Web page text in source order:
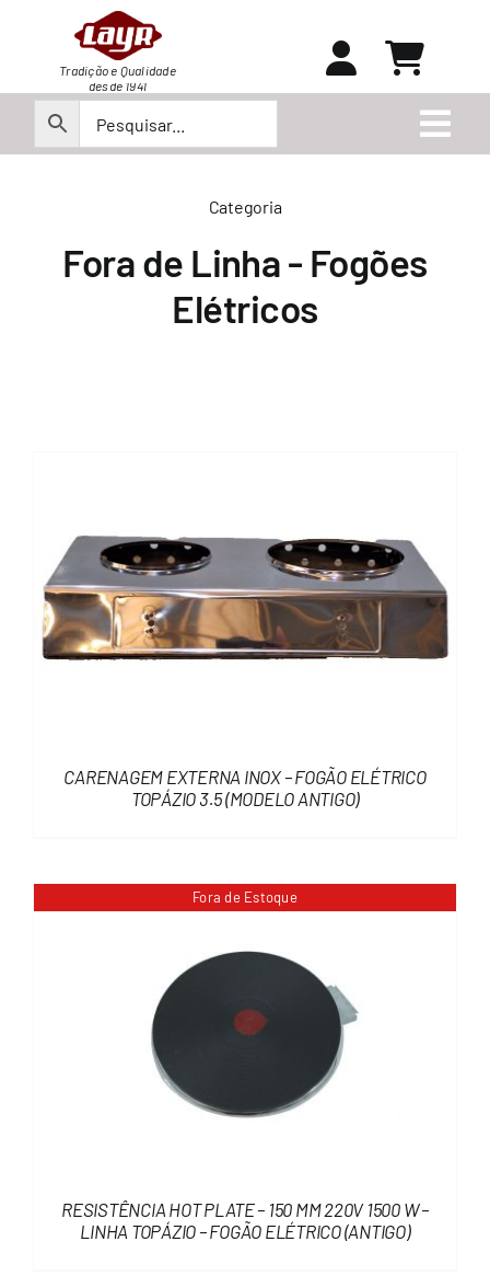
conteúdo
Tradição e Qualidade
desde 1941
Produtos
Categoria
Fora de Linha - Fogões
Elétricos
CARENAGEM EXTERNA INOX – FOGÃO ELÉTRICO
TOPÁZIO 3.5 (MODELO ANTIGO)
Fora de Estoque
RESISTÊNCIA HOT PLATE – 150 MM 220V 1500 W –
LINHA TOPÁZIO – FOGÃO ELÉTRICO (ANTIGO)